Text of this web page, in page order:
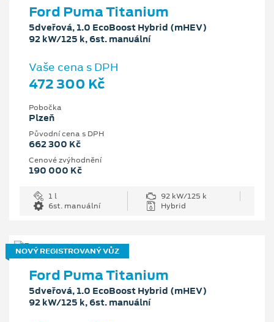
Ford Puma Titanium
5dveřová, 1.0 EcoBoost Hybrid (mHEV)
92 kW/125 k, 6st. manuální
Vaše cena s DPH
472 300 Kč
Pobočka
Plzeň
Původní cena s DPH
662 300 Kč
Cenové zvýhodnění
190 000 Kč
1 l
92 kW/125 k
6st. manuální
Hybrid
NOVÝ REGISTROVANÝ VŮZ
Ford Puma Titanium
5dveřová, 1.0 EcoBoost Hybrid (mHEV)
92 kW/125 k, 6st. manuální